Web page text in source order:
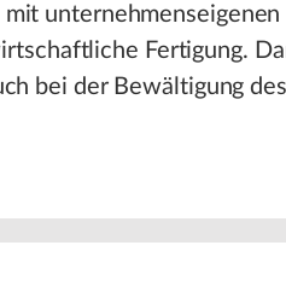
unternehmenseigenen
Fertigung.
bei der Bewältigung des